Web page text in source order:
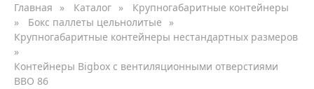
Главная » Каталог »
Крупногабаритные контейнеры
»
Бокс паллеты цельнолитые
»
Крупногабаритные контейнеры нестандартных размеров
»
Контейнеры Bigbox с вентиляционными отверстиями
BBO 86